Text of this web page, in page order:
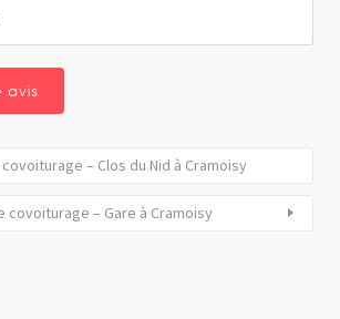
– Clos du Nid à Cramoisy
covoiturage – Gare à Cramoisy